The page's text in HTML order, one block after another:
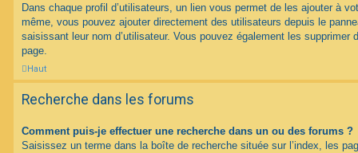
Dans chaque profil d’utilisateurs, un lien vous permet de les ajouter à
même, vous pouvez ajouter directement des utilisateurs depuis le
saisissant leur nom d’utilisateur. Vous pouvez également les
page.
Haut
Recherche dans les forums
Comment puis-je effectuer une recherche dans un ou des forums ?
Saisissez un terme dans la boîte de recherche située sur l’index, les